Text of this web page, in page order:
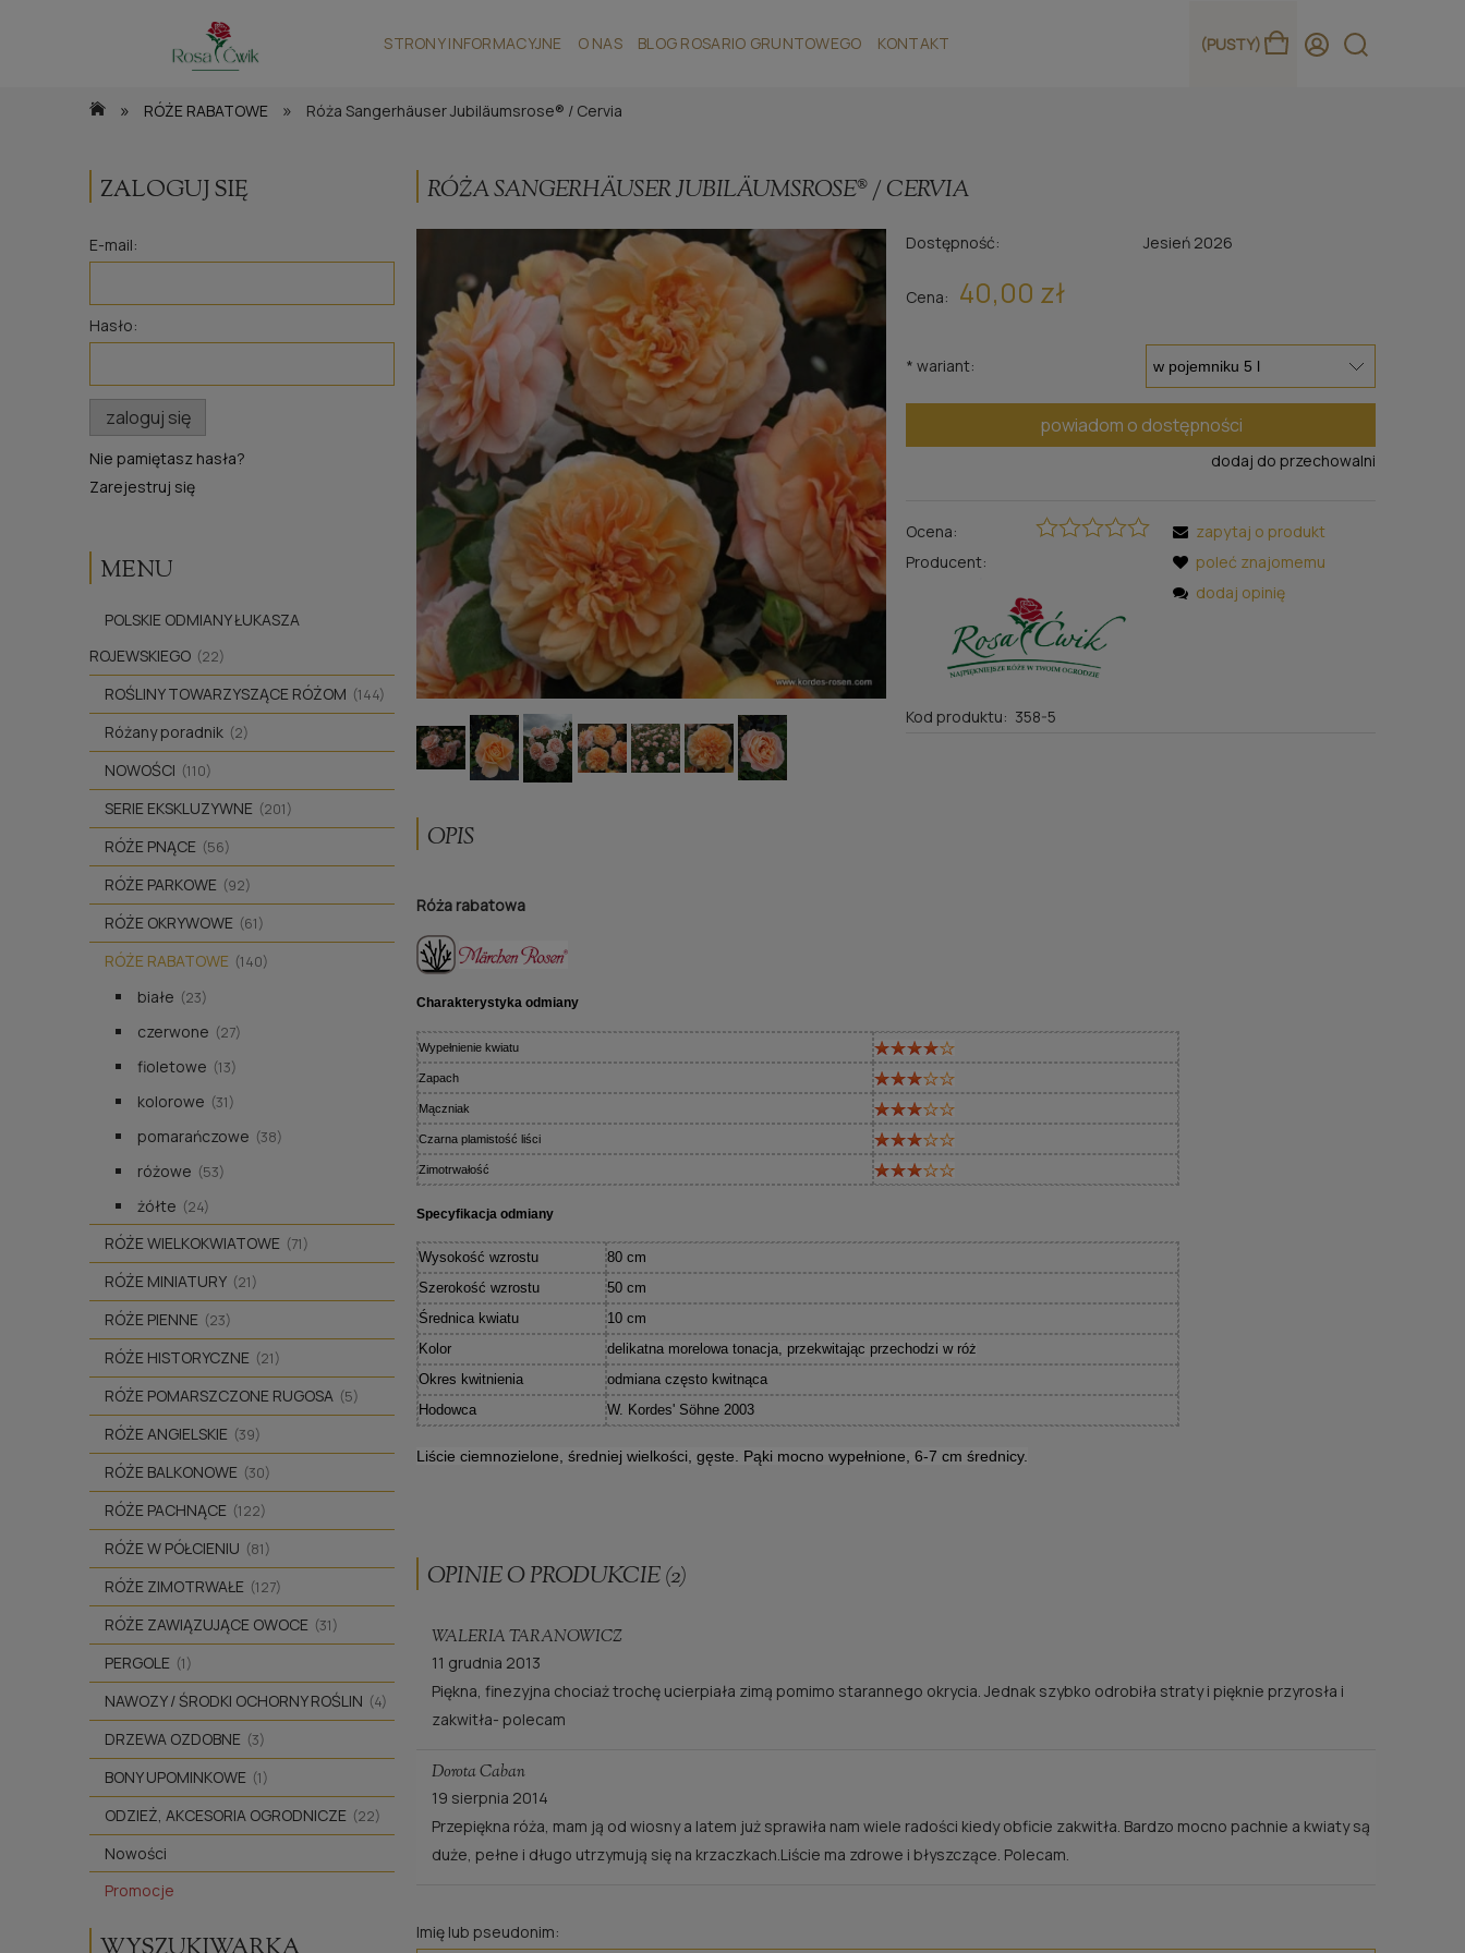
(PUSTY)
STRONY INFORMACYJNE O NAS BLOG ROSARIO GRUNTOWEGO KONTAKT
» RÓŻE RABATOWE » Róża Sangerhäuser Jubiläumsrose® / Cervia
ZALOGUJ SIĘ
E-mail:
Hasło:
zaloguj się
Nie pamiętasz hasła?
Zarejestruj się
MENU
POLSKIE ODMIANY ŁUKASZA
ROJEWSKIEGO (22)
ROŚLINY TOWARZYSZĄCE RÓŻOM (144)
Różany poradnik (2)
NOWOŚCI (110)
SERIE EKSKLUZYWNE (201)
RÓŻE PNĄCE (56)
RÓŻE PARKOWE (92)
RÓŻE OKRYWOWE (61)
RÓŻE RABATOWE (140)
białe (23)
czerwone (27)
fioletowe (13)
kolorowe (31)
pomarańczowe (38)
różowe (53)
żółte (24)
RÓŻE WIELKOKWIATOWE (71)
RÓŻE MINIATURY (21)
RÓŻE PIENNE (23)
RÓŻE HISTORYCZNE (21)
RÓŻE POMARSZCZONE RUGOSA (5)
RÓŻE ANGIELSKIE (39)
RÓŻE BALKONOWE (30)
RÓŻE PACHNĄCE (122)
RÓŻE W PÓŁCIENIU (81)
RÓŻE ZIMOTRWAŁE (127)
RÓŻE ZAWIĄZUJĄCE OWOCE (31)
PERGOLE (1)
NAWOZY / ŚRODKI OCHORNY ROŚLIN (4)
DRZEWA OZDOBNE (3)
BONY UPOMINKOWE (1)
ODZIEŻ, AKCESORIA OGRODNICZE (22)
Nowości
Promocje
RÓŻA SANGERHÄUSER JUBILÄUMSROSE® / CERVIA
Dostępność: Jesień 2026
Cena: 40,00 zł
* wariant:
powiadom o dostępności
dodaj do przechowalni
Ocena:
Producent:
Kod produktu: 358-5
zapytaj o produkt
poleć znajomemu
dodaj opinię
OPIS
Róża rabatowa
Charakterystyka odmiany
Wypełnienie kwiatu
Zapach
Mączniak
Czarna plamistość liści
Zimotrwałość
Specyfikacja odmiany
Wysokość wzrostu
80 cm
Szerokość wzrostu
50 cm
Średnica kwiatu
10 cm
Kolor
delikatna morelowa tonacja, przekwitając przechodzi w róż
Okres kwitnienia
odmiana często kwitnąca
Hodowca
W. Kordes' Söhne 2003
Liście ciemnozielone, średniej wielkości, gęste. Pąki mocno wypełnione, 6-7 cm średnicy.
OPINIE O PRODUKCIE (2)
WALERIA TARANOWICZ
11 grudnia 2013
Piękna, finezyjna chociaż trochę ucierpiała zimą pomimo starannego okrycia. Jednak szybko odrobiła straty i pięknie przyrosła i
zakwitła- polecam
Dorota Caban
19 sierpnia 2014
Przepiękna róża, mam ją od wiosny a latem już sprawiła nam wiele radości kiedy obficie zakwitła. Bardzo mocno pachnie a kwiaty są
duże, pełne i długo utrzymują się na krzaczkach.Liście ma zdrowe i błyszczące. Polecam.
Imię lub pseudonim: